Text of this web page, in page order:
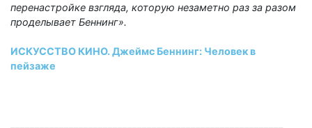
перенастройке взгляда, которую незаметно раз за разом
проделывает Беннинг».
ИСКУССТВО КИНО. Джеймс Беннинг: Человек в
пейзаже